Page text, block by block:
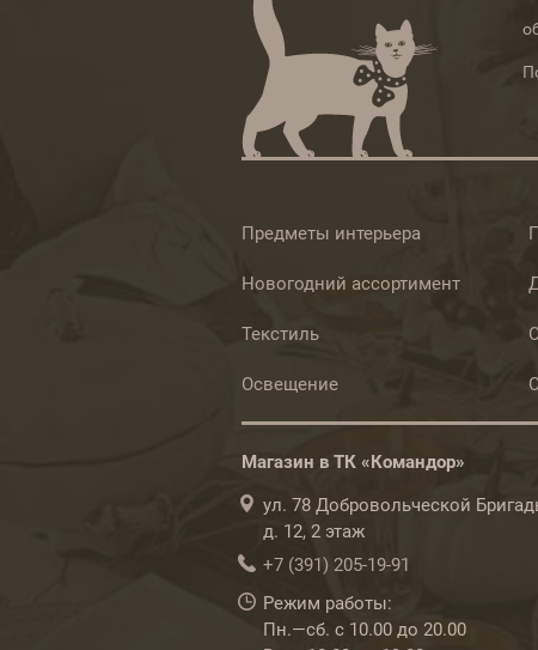
Предметы интерьера
Новогодний ассортимент
Текстиль
Освещение
Магазин в ТК «Командор»
ул. 78 Добровольческой
д. 12, 2 этаж
+7 (391) 205-19-91
Режим работы:
Пн.—сб. с 10.00 до 20.00